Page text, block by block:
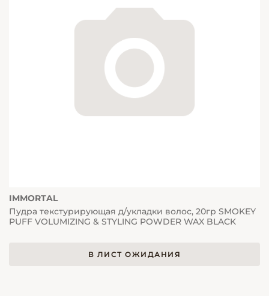
IMMORTAL
Пудра текстурирующая д/укладки волос, 20гр SMOKEY
PUFF VOLUMIZING & STYLING POWDER WAX BLACK
В ЛИСТ ОЖИДАНИЯ